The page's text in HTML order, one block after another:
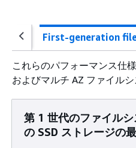
First-generation
これらのパフォーマンス仕
およびマルチ AZ ファイルシ
第 1 世代のファイル
の SSD ストレージの